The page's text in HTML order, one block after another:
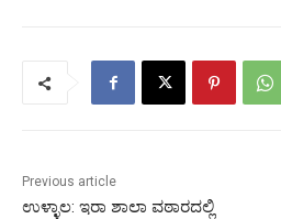
Previous article
ಉಳ್ಳಾಲ: ಇರಾ ಶಾಲಾ ವಠಾರದಲ್ಲಿ